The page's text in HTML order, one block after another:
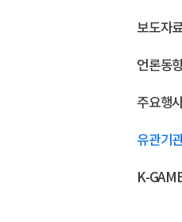
보도자
언론동
주요행
유관기
K-